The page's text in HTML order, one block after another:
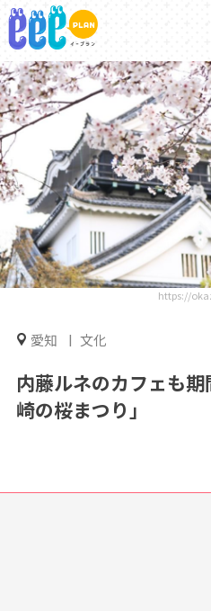
https://
愛知 文化
内藤ルネのカフェも
崎の桜まつり」